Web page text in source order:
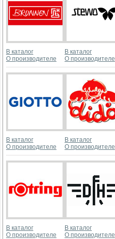
В каталог
О производителе
В каталог
О производителе
В каталог
О производителе
В каталог
О производителе
В каталог
О производителе
В каталог
О производителе